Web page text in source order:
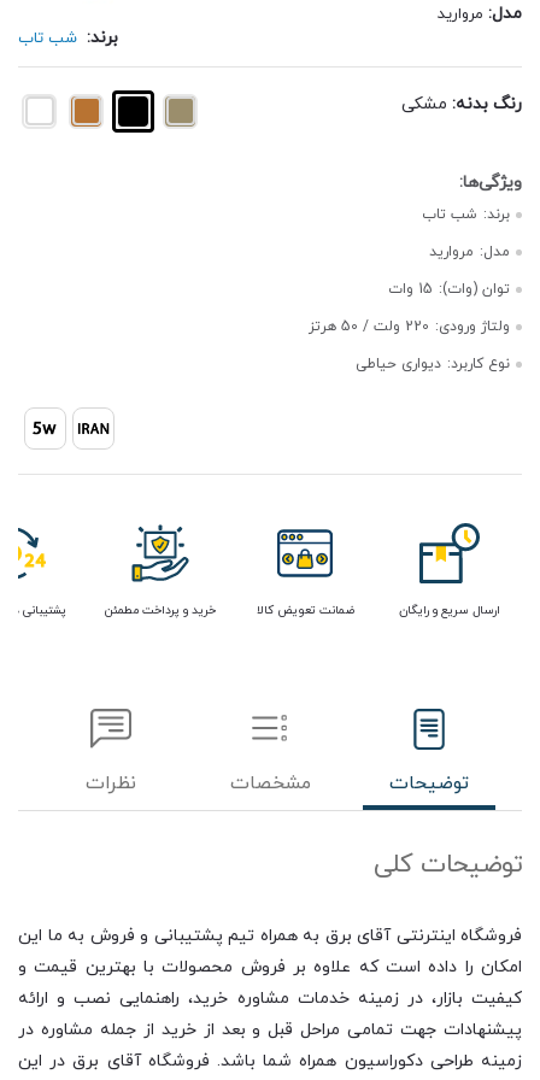
مدل: مروارید
برند: شب تاب
رنگ بدنه: مشکی
برند: شب تاب
مدل: مروارید
توان (وات): 15 وات
ولتاژ ورودی: 220 ولت / 50 هرتز
نوع کاربرد: دیواری حیاطی
ارسال سریع و رایگان ضمانت تعویض کالا خرید و پرداخت مطمئن پشتیبانی
توضیحات مشخصات نظرات
توضیحات کلی
فروشگاه اینترنتی آقای برق به همراه تیم پشتیبانی و فروش به ما این
امکان را داده است که علاوه بر فروش محصولات با بهترین قیمت و
کیفیت بازار، در زمینه خدمات مشاوره خرید، راهنمایی نصب و ارائه
پیشنهادات جهت تمامی مراحل قبل و بعد از خرید از جمله مشاوره در
زمینه طراحی دکوراسیون همراه شما باشد. فروشگاه آقای برق در این